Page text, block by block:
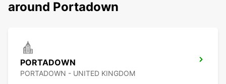
around Portadown
PORTADOWN
PORTADOWN - UNITED KINGDOM